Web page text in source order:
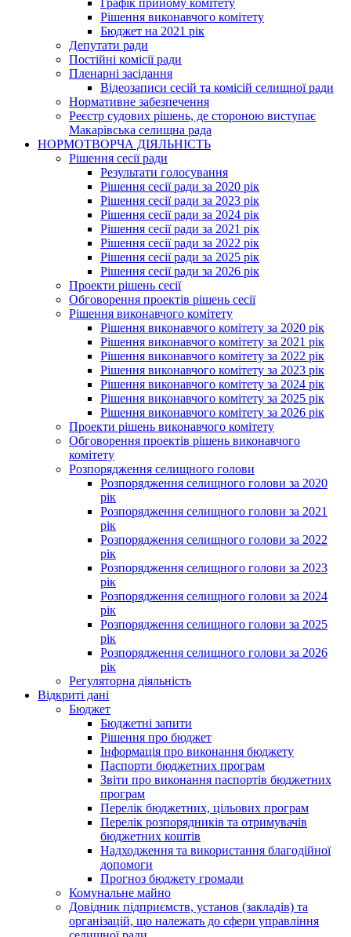
Графік прийому комітету
Рішення виконавчого комітету
Бюджет на 2021 рік
Депутати ради
Постійні комісії ради
Пленарні засідання
Відеозаписи сесій та комісій селищної ради
Нормативне забезпечення
Реєстр судових рішень, де стороною виступає
Макарівська селищна рада
НОРМОТВОРЧА ДІЯЛЬНІСТЬ
Рішення сесії ради
Результати голосування
Рішення сесії ради за 2020 рік
Рішення сесії ради за 2023 рік
Рішення сесії ради за 2024 рік
Рішення сесії ради за 2021 рік
Рішення сесії ради за 2022 рік
Рішення сесії ради за 2025 рік
Рішення сесії ради за 2026 рік
Проекти рішень сесії
Обговорення проектів рішень сесії
Рішення виконавчого комітету
Рішення виконавчого комітету за 2020 рік
Рішення виконавчого комітету за 2021 рік
Рішення виконавчого комітету за 2022 рік
Рішення виконавчого комітету за 2023 рік
Рішення виконавчого комітету за 2024 рік
Рішення виконавчого комітету за 2025 рік
Рішення виконавчого комітету за 2026 рік
Проекти рішень виконавчого комітету
Обговорення проектів рішень виконавчого
комітету
Розпорядження селищного голови
Розпорядження селищного голови за 2020
рік
Розпорядження селищного голови за 2021
рік
Розпорядження селищного голови за 2022
рік
Розпорядження селищного голови за 2023
рік
Розпорядження селищного голови за 2024
рік
Розпорядження селищного голови за 2025
рік
Розпорядження селищного голови за 2026
рік
Регуляторна діяльність
Відкриті дані
Бюджет
Бюджетні запити
Рішення про бюджет
Інформація про виконання бюджету
Паспорти бюджетних програм
Звіти про виконання паспортів бюджетних
програм
Перелік бюджетних, цільових програм
Перелік розпорядників та отримувачів
бюджетних коштів
Надходження та використання благодійної
допомоги
Прогноз бюджету громади
Комунальне майно
Довідник підприємств, установ (закладів) та
організацій, що належать до сфери управління